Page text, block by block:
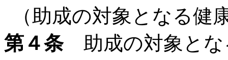
（助成の対象となる健
第４条助成の対象とな